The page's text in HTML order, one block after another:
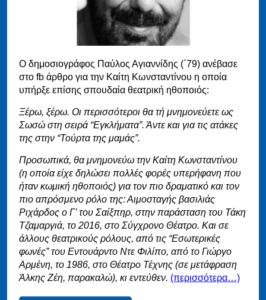
Ο δημοσιογράφος Παύλος Αγιαννίδης (΄79) ανέβασε
στο fb άρθρο για την Καίτη Κωνσταντίνου η οποία
υπήρξε επίσης σπουδαία θεατρική ηθοποιός:
Ξέρω, ξέρω. Οι περισσότεροι θα τή μνημονεύετε ως
Σωσώ στη σειρά “Εγκλήματα”. Άντε και για τις ατάκες
της στην “Τούρτα της μαμάς”.
Προσωπικά, θα μνημονεύω την Καίτη Κωνσταντίνου
(η οποία είχε δηλώσει πολλές φορές υπερήφανη που
ήταν κωμική ηθοποιός) για τον πιο δραματικό και τον
πιο απρόσμενο ρόλο της: Αιμοσταγής βασιλιάς
Ριχάρδος ο Γ’ του Σαίξπηρ, στην παράσταση του Τάκη
Τζαμαργιά, το 2016, στο Σύγχρονο Θέατρο. Και σε
άλλους θεατρικούς ρόλους, από τις “Εσωτερικές
φωνές” του Εντουάρντο Ντε Φιλίπο, από το Γιώργο
Αρμένη, το 1986, στο Θέατρο Τέχνης (σε μετάφραση
Άλκης Ζέη, παρακαλώ), κι εντεύθεν. (περισσότερα…)